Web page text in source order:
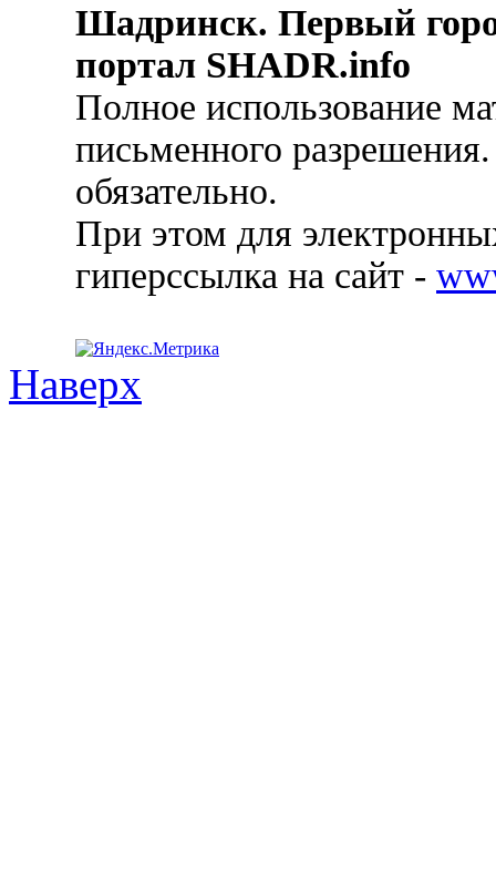
Шадринск. Первый
портал SHADR.info
Полное использование
письменного
обязательно.
При этом для
гиперссылка на сайт -
Наверх